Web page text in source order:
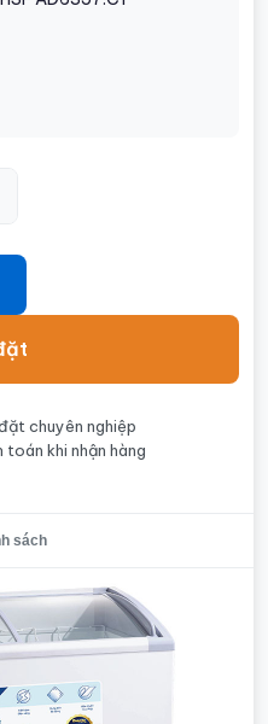
chuyên nghiệp
toán khi nhận hàng
sách